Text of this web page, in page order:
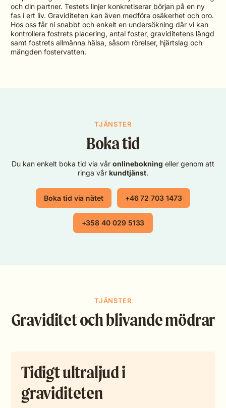
och din partner. Testets linjer konkretiserar början på en ny
fas i ert liv. Graviditeten kan även medföra osäkerhet och oro.
Hos oss får ni snabbt och enkelt en undersökning där vi kan
kontrollera fostrets placering, antal foster, graviditetens längd
samt fostrets allmänna hälsa, såsom rörelser, hjärtslag och
mängden fostervatten.
TJÄNSTER
Boka tid
Du kan enkelt boka tid via vår onlinebokning eller genom att
ringa vår kundtjänst.
Boka tid via nätet +46 72 703 1473
+358 40 029 5133
TJÄNSTER
Graviditet och blivande mödrar
Tidigt ultraljud i
graviditeten